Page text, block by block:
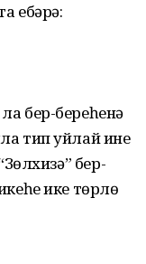
ебәрә:
бер-береһенә
тип уйлай ине
бер-
ике төрлө